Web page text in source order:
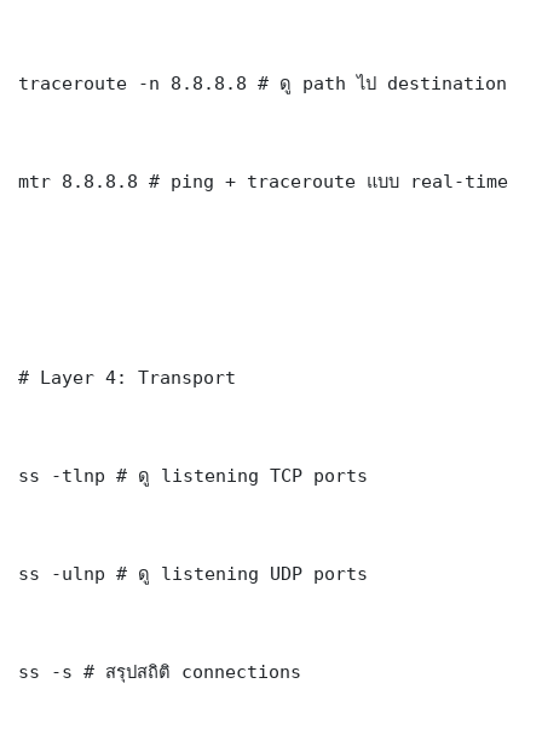
traceroute -n 8.8.8.8 # ดู path ไป destination
mtr 8.8.8.8 # ping + traceroute แบบ real-time
# Layer 4: Transport
ss -tlnp # ดู listening TCP ports
ss -ulnp # ดู listening UDP ports
ss -s # สรุปสถิติ connections